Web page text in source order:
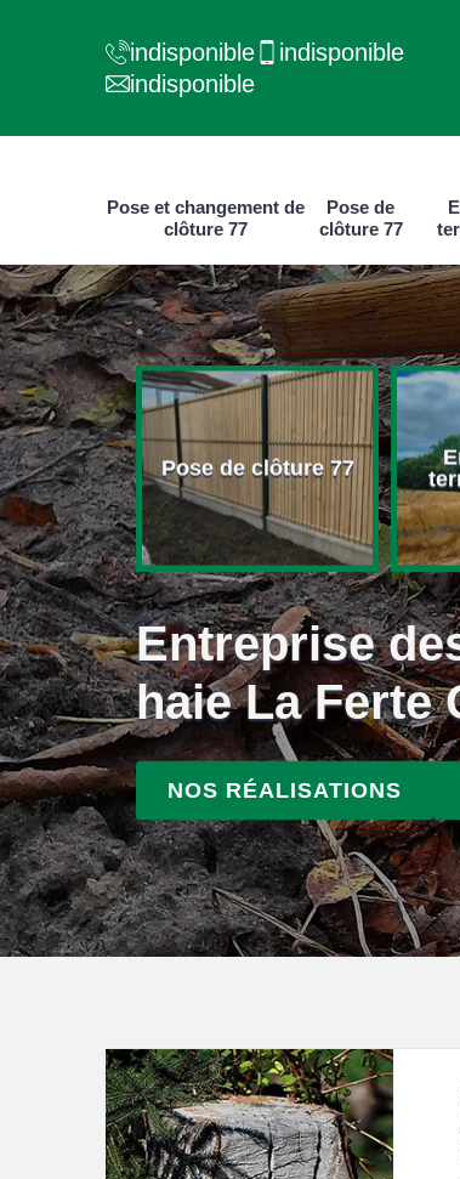
indisponible
indisponible
indisponible
Pose et changement de
clôture 77
Pose de
clôture 77
et
de
77
Pose de clôture 77
Entreprise
haie La Ferte
NOS RÉALISATIONS